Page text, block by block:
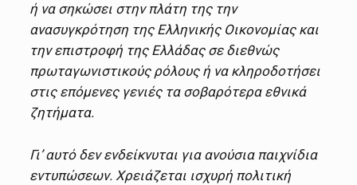
ή να σηκώσει στην πλάτη της την
ανασυγκρότηση της Ελληνικής Οικονομίας και
την επιστροφή της Ελλάδας σε διεθνώς
πρωταγωνιστικούς ρόλους ή να κληροδοτήσει
στις επόμενες γενιές τα σοβαρότερα εθνικά
ζητήματα.
Γι’ αυτό δεν ενδείκνυται για ανούσια παιχνίδια
εντυπώσεων. Χρειάζεται ισχυρή πολιτική